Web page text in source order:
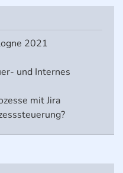
2021
und Internes
mit Jira